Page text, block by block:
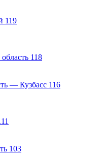
119
118
— Кузбасс 116
103